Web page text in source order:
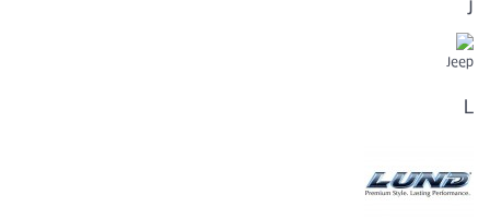
Jeep
L